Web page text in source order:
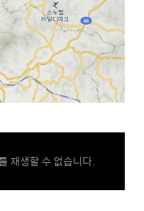
재생할 수 없습니다.